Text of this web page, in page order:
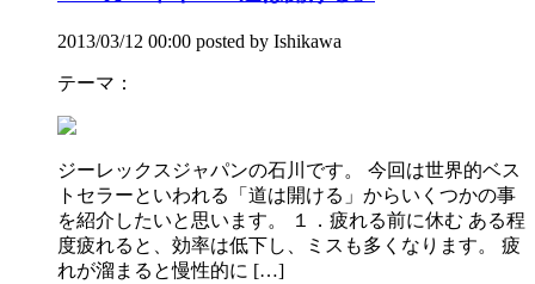
2013/03/12 00:00 posted by Ishikawa
テーマ：
ジーレックスジャパンの石川です。 今回は世界的ベス
トセラーといわれる「道は開ける」からいくつかの事
を紹介したいと思います。 １．疲れる前に休む ある程
度疲れると、効率は低下し、ミスも多くなります。 疲
れが溜まると慢性的に […]